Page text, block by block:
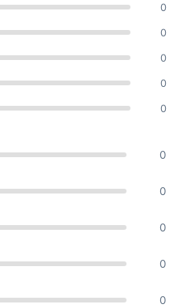
0
0
0
0
0
0
0
0
0
0